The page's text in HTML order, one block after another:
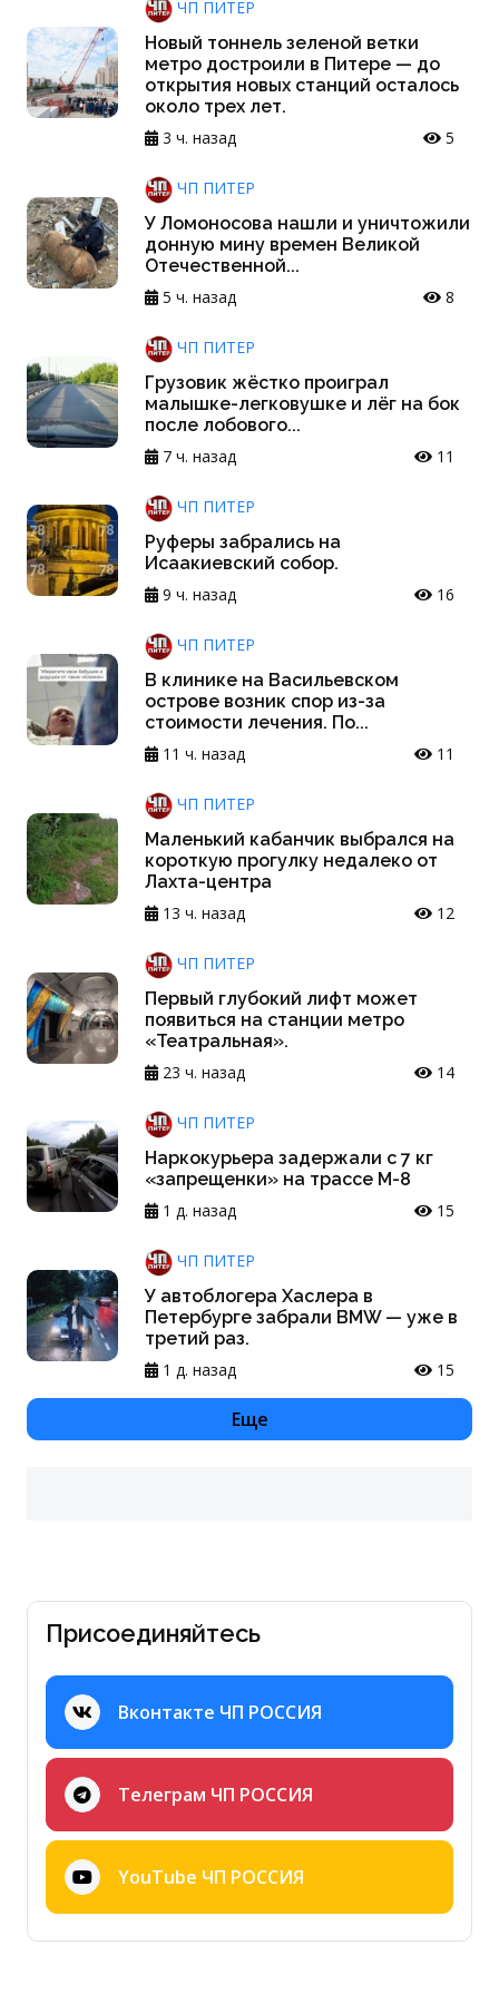
ЧП ПИТЕР
Новый тоннель зеленой ветки
метро достроили в Питере — до
открытия новых станций осталось
около трех лет.
3 ч. назад
5
ЧП ПИТЕР
У Ломоносова нашли и уничтожили
донную мину времен Великой
Отечественной...
5 ч. назад
8
ЧП ПИТЕР
Грузовик жёстко проиграл
малышке-легковушке и лёг на бок
после лобового...
7 ч. назад
11
ЧП ПИТЕР
Руферы забрались на
Исаакиевский собор.
9 ч. назад
16
ЧП ПИТЕР
В клинике на Васильевском
острове возник спор из-за
стоимости лечения. По...
11 ч. назад
11
ЧП ПИТЕР
Маленький кабанчик выбрался на
короткую прогулку недалеко от
Лахта-центра
13 ч. назад
12
ЧП ПИТЕР
Первый глубокий лифт может
появиться на станции метро
«Театральная».
23 ч. назад
14
ЧП ПИТЕР
Наркокурьера задержали с 7 кг
«запрещенки» на трассе М-8
1 д. назад
15
ЧП ПИТЕР
У автоблогера Хаслера в
Петербурге забрали BMW — уже в
третий раз.
1 д. назад
15
Еще
Присоединяйтесь
Вконтакте ЧП РОССИЯ
Телеграм ЧП РОССИЯ
YouTube ЧП РОССИЯ